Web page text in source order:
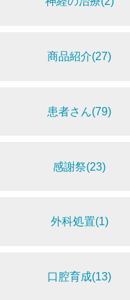
商品紹介(27)
患者さん(79)
感謝祭(23)
外科処置(1)
口腔育成(13)